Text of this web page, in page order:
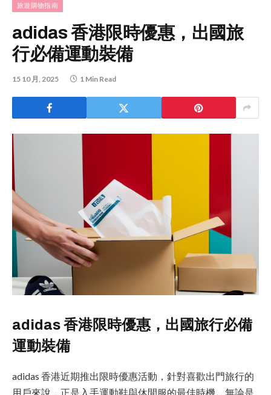
旅遊購物指南
adidas 香港限時優惠，出國旅
行必備運動裝備
15 10 月, 2025 1 Min Read
adidas 香港限時優惠，出國旅行必備
運動裝備
adidas 香港近期推出限時優惠活動，針對喜歡出門旅行的
用戶來說，正是入手運動鞋與休閒服的最佳時機。無論是